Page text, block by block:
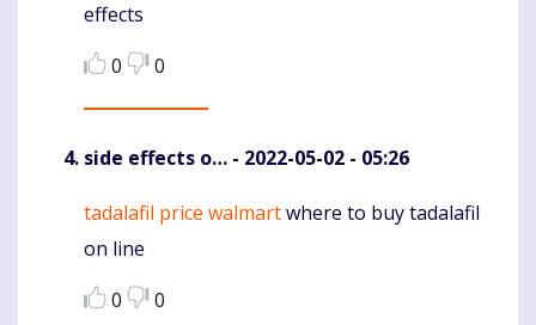
effects
0
0
side effects o… - 2022-05-02 - 05:26
Komentaras
tadalafil price walmartwhere to buy tadalafil
on line
0
0